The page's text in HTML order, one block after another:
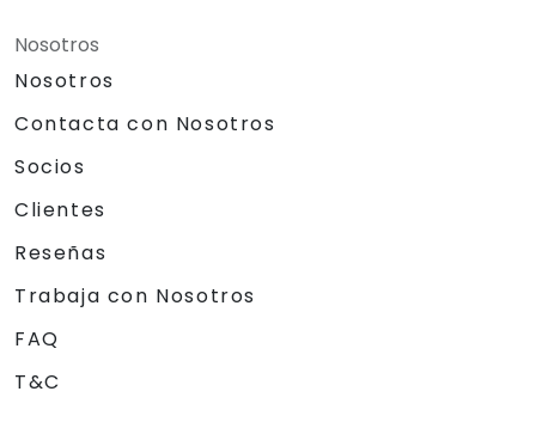
Nosotros
Nosotros
Contacta con Nosotros
Socios
Clientes
Reseñas
Trabaja con Nosotros
FAQ
T&C